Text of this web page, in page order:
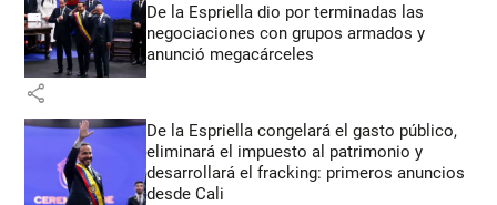
De la Espriella dio por terminadas las
negociaciones con grupos armados y
anunció megacárceles
share
De la Espriella congelará el gasto público,
eliminará el impuesto al patrimonio y
desarrollará el fracking: primeros anuncios
desde Cali